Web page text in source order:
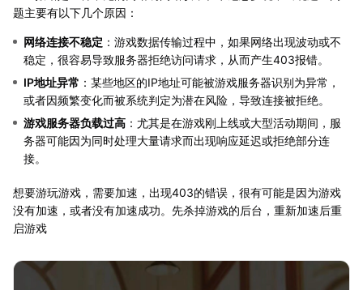
题主要有以下几个原因：
网络连接不稳定 ：游戏数据传输过程中，如果网络出现波动或不
稳定，很容易导致服务器拒绝访问请求，从而产生403报错。
IP地址异常 ：某些地区的IP地址可能被游戏服务器识别为异常，
或者因频繁变化而被系统判定为潜在风险，导致连接被拒绝。
游戏服务器负载过高 ：尤其是在游戏刚上线或大型活动期间，服
务器可能因为同时处理大量请求而出现响应延迟或拒绝部分连
接。
想要游玩游戏，需要加速，出现403的错误，很有可能是因为游戏
没有加速，或者没有加速成功。先杀掉游戏的后台，重新加速后重
启游戏